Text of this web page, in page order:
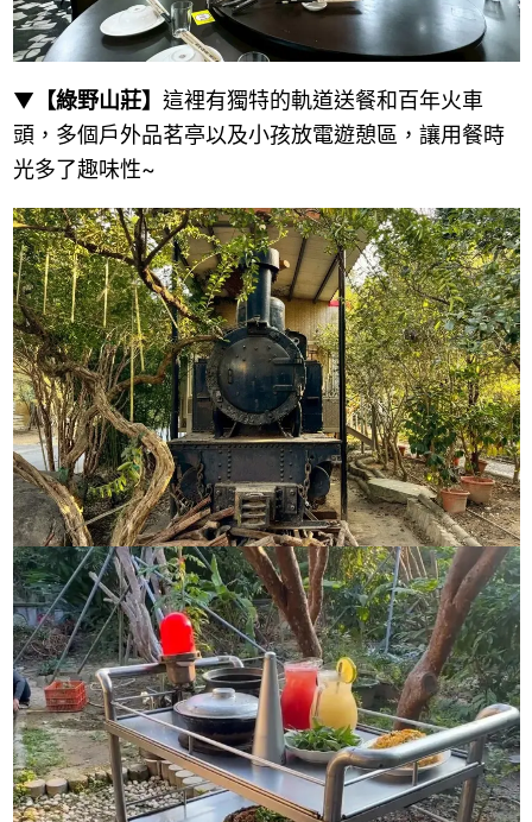
▼ 【綠野山莊】 這裡有獨特的軌道送餐和百年火車
頭，多個戶外品茗亭以及小孩放電遊憩區，讓用餐時
光多了趣味性~